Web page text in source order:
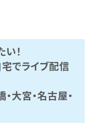
！
でライブ配信
大宮・名古屋・